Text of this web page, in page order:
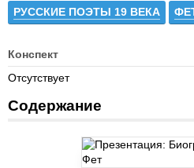
РУССКИЕ ПОЭТЫ 19 ВЕКА
Конспект
Отсутствует
Содержание